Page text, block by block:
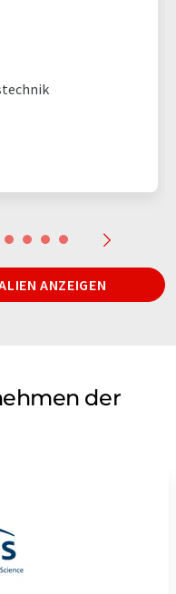
ANZEIGEN
der